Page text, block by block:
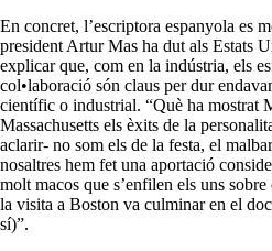
En concret, l’escriptora espanyola es
president Artur Mas ha dut als Estats
explicar que, com en la indústria, els
col•laboració són claus per dur
científic o industrial. “Què ha mostrat
Massachusetts els èxits de la
aclarir- no som els de la festa, el
nosaltres hem fet una aportació
molt macos que s’enfilen els uns
la visita a Boston va culminar en el
sí)”.